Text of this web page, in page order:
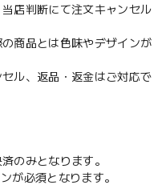
店判断にて注文キャンセル
商品とは色味やデザインが
ル、返品・返金はご対応で
のみとなります。
が必須となります。